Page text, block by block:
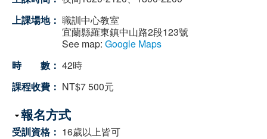
上課場地： 職訓中心教室
宜蘭縣羅東鎮中山路2段123號
See map: Google Maps
時 數： 42時
課程收費： NT$7 500元
隱藏
報名方式
受訓資格： 16歲以上皆可